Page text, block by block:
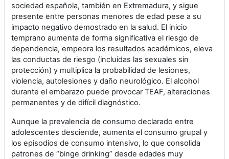
sociedad española, también en Extremadura, y sigue
presente entre personas menores de edad pese a su
impacto negativo demostrado en la salud. El inicio
temprano aumenta de forma significativa el riesgo de
dependencia, empeora los resultados académicos, eleva
las conductas de riesgo (incluidas las sexuales sin
protección) y multiplica la probabilidad de lesiones,
violencia, autolesiones y daño neurológico. El alcohol
durante el embarazo puede provocar TEAF, alteraciones
permanentes y de difícil diagnóstico.
Aunque la prevalencia de consumo declarado entre
adolescentes desciende, aumenta el consumo grupal y
los episodios de consumo intensivo, lo que consolida
patrones de “binge drinking” desde edades muy